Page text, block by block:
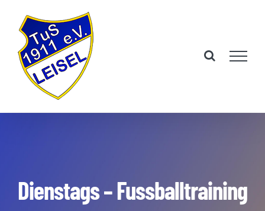
Inhalt
springen
Dienstags – Fussballtraining